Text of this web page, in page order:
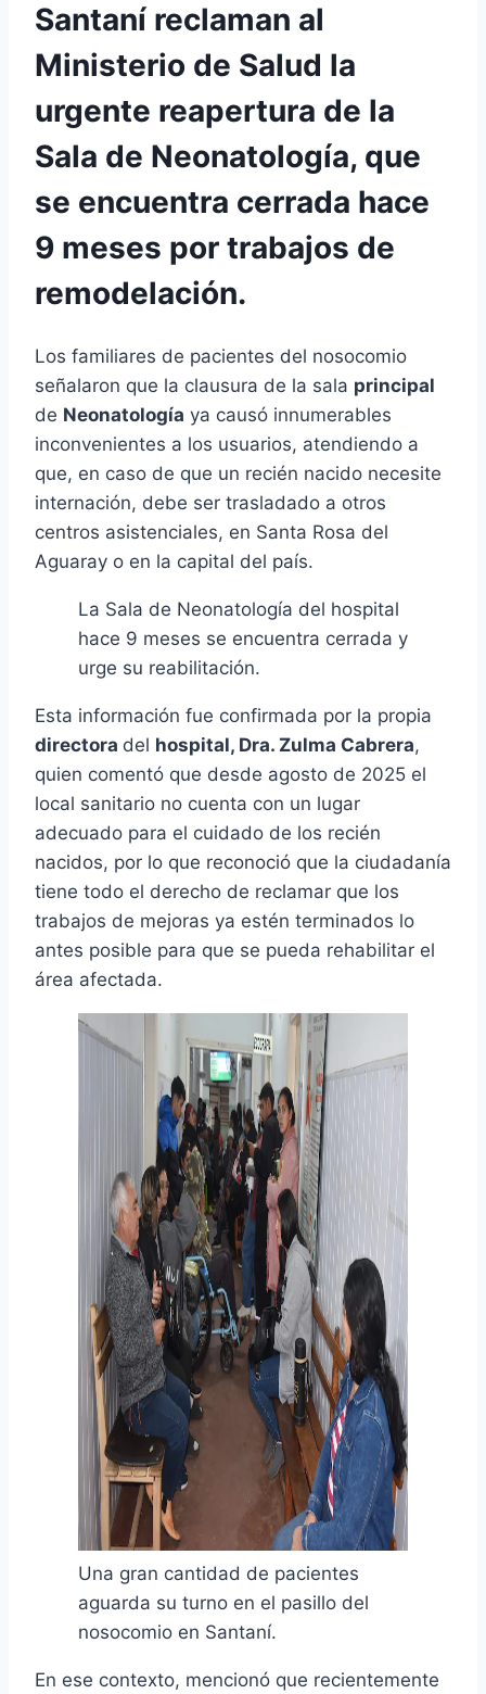
Santaní reclaman al
Ministerio de Salud la
urgente reapertura de la
Sala de Neonatología, que
se encuentra cerrada hace
9 meses por trabajos de
remodelación.
Los familiares de pacientes del nosocomio
señalaron que la clausura de la sala principal
de Neonatología ya causó innumerables
inconvenientes a los usuarios, atendiendo a
que, en caso de que un recién nacido necesite
internación, debe ser trasladado a otros
centros asistenciales, en Santa Rosa del
Aguaray o en la capital del país.
La Sala de Neonatología del hospital
hace 9 meses se encuentra cerrada y
urge su reabilitación.
Esta información fue confirmada por la propia
directora del hospital, Dra. Zulma Cabrera,
quien comentó que desde agosto de 2025 el
local sanitario no cuenta con un lugar
adecuado para el cuidado de los recién
nacidos, por lo que reconoció que la ciudadanía
tiene todo el derecho de reclamar que los
trabajos de mejoras ya estén terminados lo
antes posible para que se pueda rehabilitar el
área afectada.
Una gran cantidad de pacientes
aguarda su turno en el pasillo del
nosocomio en Santaní.
En ese contexto, mencionó que recientemente